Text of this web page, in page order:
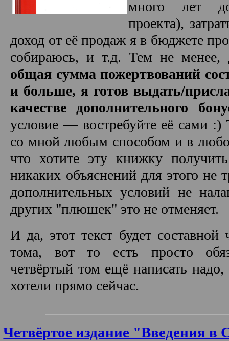
много лет
проекта),
доход от её продаж я в бюджете
собираюсь, и т.д. Тем не менее,
общая сумма пожертвований
и больше, я готов выдать/
качестве дополнительного
условие — востребуйте её сами :)
со мной любым способом и в
что хотите эту книжку
никаких объяснений для этого не
дополнительных условий не
других "плюшек" это не отменяет.
И да, этот текст будет составной
тома, вот то есть просто
четвёртый том ещё написать
хотели прямо сейчас.
Четвёртое издание "Введения в